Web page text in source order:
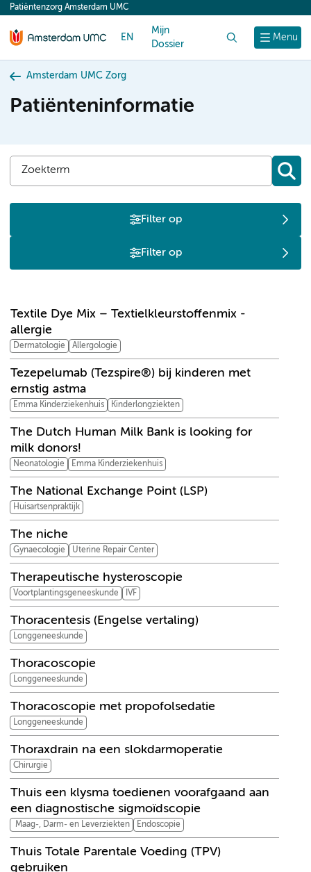
content
Menu
Patiëntenzorg Amsterdam UMC
EN
Mijn
Dossier
Amsterdam UMC Zorg
Patiënteninformatie
Filter op
Filter op
Textile Dye Mix – Textielkleurstoffenmix -
allergie
Dermatologie Allergologie
Tezepelumab (Tezspire®) bij kinderen met
ernstig astma
Emma Kinderziekenhuis Kinderlongziekten
The Dutch Human Milk Bank is looking for
milk donors!
Neonatologie Emma Kinderziekenhuis
The National Exchange Point (LSP)
Huisartsenpraktijk
The niche
Gynaecologie Uterine Repair Center
Therapeutische hysteroscopie
Voortplantingsgeneeskunde IVF
Thoracentesis (Engelse vertaling)
Longgeneeskunde
Thoracoscopie
Longgeneeskunde
Thoracoscopie met propofolsedatie
Longgeneeskunde
Thoraxdrain na een slokdarmoperatie
Chirurgie
Thuis een klysma toedienen voorafgaand aan
een diagnostische sigmoïdscopie
Maag-, Darm- en Leverziekten Endoscopie
Thuis Totale Parentale Voeding (TPV)
gebruiken